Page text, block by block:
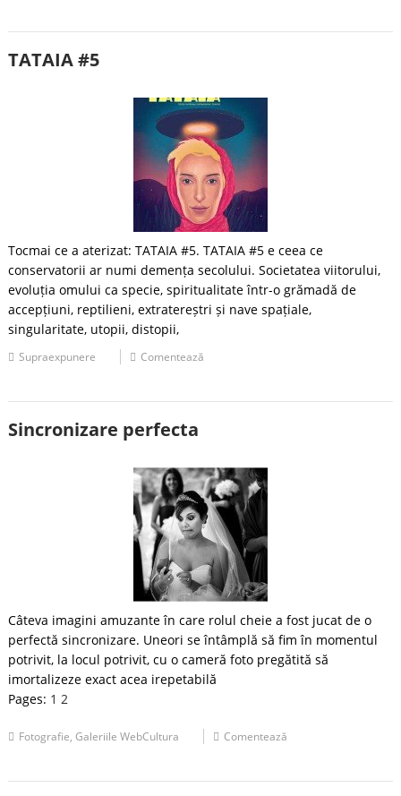
TATAIA #5
Tocmai ce a aterizat: TATAIA #5. TATAIA #5 e ceea ce
conservatorii ar numi demența secolului. Societatea viitorului,
evoluția omului ca specie, spiritualitate într-o grămadă de
accepțiuni, reptilieni, extratereștri și nave spațiale,
singularitate, utopii, distopii,
Supraexpunere Comentează
Sincronizare perfecta
Câteva imagini amuzante în care rolul cheie a fost jucat de o
perfectă sincronizare. Uneori se întâmplă să fim în momentul
potrivit, la locul potrivit, cu o cameră foto pregătită să
imortalizeze exact acea irepetabilă
Pages: 1 2
Fotografie,Galeriile WebCultura Comentează